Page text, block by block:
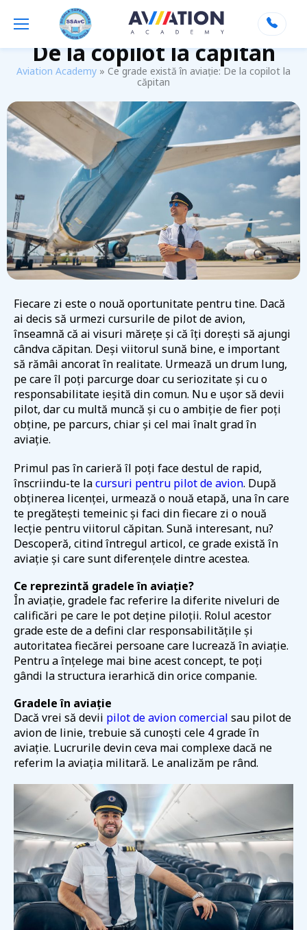
Ce grade există în aviație:
De la copilot la căpitan
Aviation Academy » Ce grade există în aviație: De la copilot la
căpitan
Fiecare zi este o nouă oportunitate pentru tine. Dacă
ai decis să urmezi cursurile de pilot de avion,
înseamnă că ai visuri mărețe și că îți dorești să ajungi
cândva căpitan. Deși viitorul sună bine, e important
să rămâi ancorat în realitate. Urmează un drum lung,
pe care îl poți parcurge doar cu seriozitate și cu o
responsabilitate ieșită din comun. Nu e ușor să devii
pilot, dar cu multă muncă și cu o ambiție de fier poți
obține, pe parcurs, chiar și cel mai înalt grad în
aviație.
Primul pas în carieră îl poți face destul de rapid,
înscriindu-te lacursuri pentru pilot de avion. După
obținerea licenței, urmează o nouă etapă, una în care
te pregătești temeinic și faci din fiecare zi o nouă
lecție pentru viitorul căpitan. Sună interesant, nu?
Descoperă, citind întregul articol, ce grade există în
aviație și care sunt diferențele dintre acestea.
Ce reprezintă gradele în aviație?
În aviație, gradele fac referire la diferite niveluri de
calificări pe care le pot deține piloții. Rolul acestor
grade este de a defini clar responsabilitățile și
autoritatea fiecărei persoane care lucrează în aviație.
Pentru a înțelege mai bine acest concept, te poți
gândi la structura ierarhică din orice companie.
Gradele în aviație
Dacă vrei să devii pilot de avion comercial sau pilot de
avion de linie, trebuie să cunoști cele 4 grade în
aviație. Lucrurile devin ceva mai complexe dacă ne
referim la aviația militară. Le analizăm pe rând.